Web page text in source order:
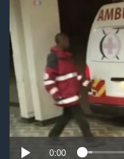
ຊອກ
ຄົ້ນໂລກ
ເອເຊຍ
ອິດສະຫຼະພາບດ້ານກາ
ຊີວິດຊາວລາວ
ຊຸມຊົນຊາວລາວ
No
0:00